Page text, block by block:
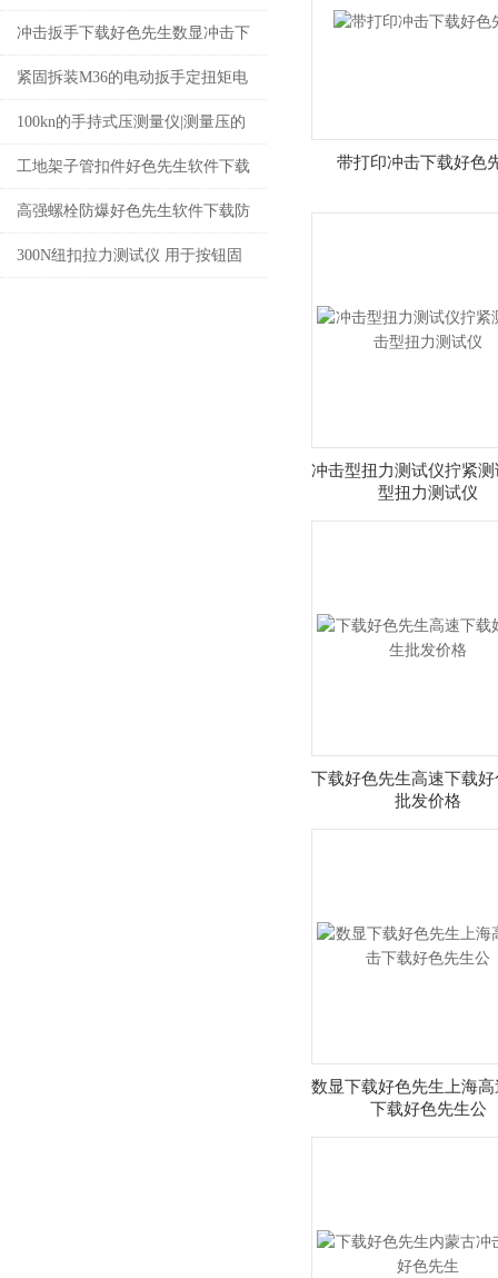
击扭矩检测的智能化计量利器
冲击扳手下载好色先生数显冲击下
载好色先生冲击型电动枪下载好色
先生
紧固拆装M36的电动扳手定扭矩电
动好色先生软件下载SGDD电动扳
手型号
100kn的手持式压测量仪|测量压的
测量仪手持式
工地架子管扣件好色先生软件下载
0.2-300N.m扣件数显好色先生软件
下载价格
高强螺栓防爆好色先生软件下载防
爆丝预置好色先生软件下载手动防
300N纽扣拉力测试仪 用于按钮固
带打印冲击下载好色
冲击型扭力测试仪拧紧
型扭力测试仪
下载好色先生高速下载
批发价格
数显下载好色先生上海
下载好色先生公